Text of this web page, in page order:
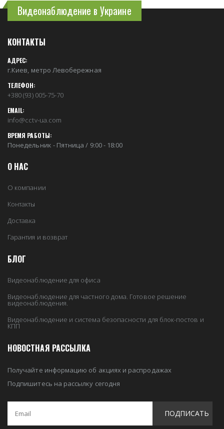
Видеонаблюдение в Украине
КОНТАКТЫ
АДРЕС:
г.Киев, метро Левобережная
ТЕЛЕФОН:
+380 (93) 005-75-70
EMAIL:
info@cctv-ua.com
ВРЕМЯ РАБОТЫ:
Понедельник - Пятница / 9:00 - 18:00
О НАС
О компании
Контакты
Доставка
Гарантия и возврат
БЛОГ
Видеонаблюдение для офиса
Видеонаблюдение для частного дома. Готовое решение
видеонаблюдения.
Видеонаблюдение и система безопасности для блок-постов и
КПП
НОВОСТНАЯ РАССЫЛКА
Получайте информацию об акциях и распродажах
Подпишитесь на рассылку сегодня
ПОДПИСАТЬ